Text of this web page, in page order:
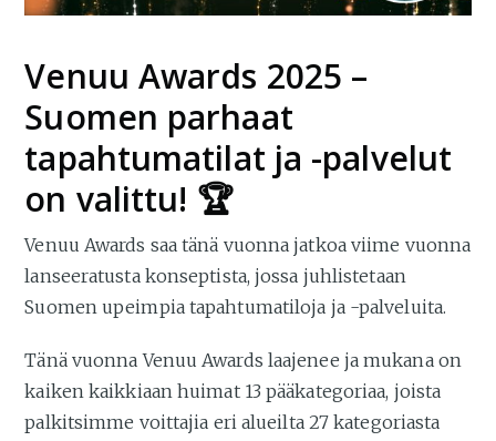
Venuu Awards 2025 –
Suomen parhaat
tapahtumatilat ja -palvelut
on valittu! 🏆
Venuu Awards saa tänä vuonna jatkoa viime vuonna
lanseeratusta konseptista, jossa juhlistetaan
Suomen upeimpia tapahtumatiloja ja -palveluita.
Tänä vuonna Venuu Awards laajenee ja mukana on
kaiken kaikkiaan huimat 13 pääkategoriaa, joista
palkitsimme voittajia eri alueilta 27 kategoriasta